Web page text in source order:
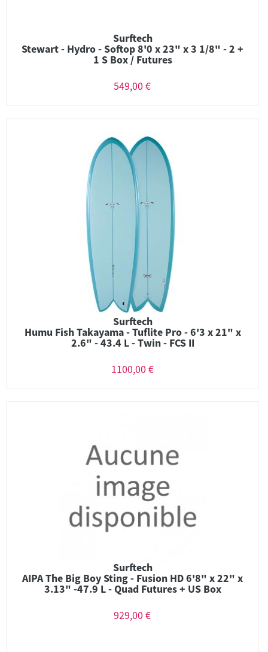
Surftech
Stewart - Hydro - Softop 8'0 x 23" x 3 1/8" - 2 +
1 S Box / Futures
549,00 €
Surftech
Humu Fish Takayama - Tuflite Pro - 6'3 x 21" x
2.6" - 43.4 L - Twin - FCS II
1100,00 €
Surftech
AIPA The Big Boy Sting - Fusion HD 6'8" x 22" x
3.13" -47.9 L - Quad Futures + US Box
929,00 €